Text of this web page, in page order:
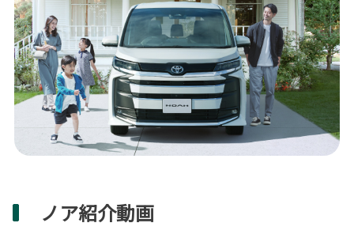
ノア紹介動画